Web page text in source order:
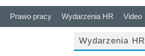
Prawo pracy Wydarzenia HR Video
Wydarzenia HR